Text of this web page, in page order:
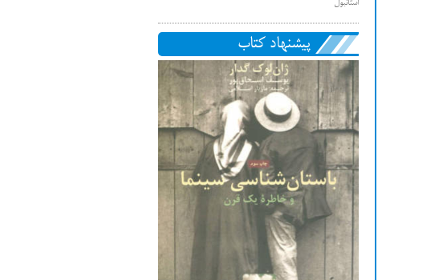
استانبول
پیشنهاد کتاب